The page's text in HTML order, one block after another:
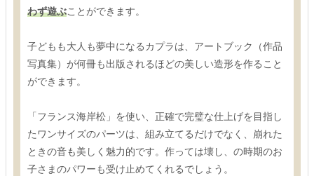
わず遊ぶことができます。
子どもも大人も夢中になるカプラは、アートブック（作品
写真集）が何冊も出版されるほどの美しい造形を作ること
ができます。
「フランス海岸松」を使い、正確で完璧な仕上げを目指し
たワンサイズのパーツは、組み立てるだけでなく、崩れた
ときの音も美しく魅力的です。作っては壊し、の時期のお
子さまのパワーも受け止めてくれるでしょう。